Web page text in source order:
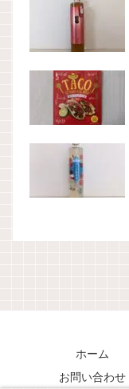
ホーム
お問い合わせ